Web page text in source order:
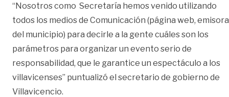
“Nosotros como Secretaría hemos venido utilizando
todos los medios de Comunicación (página web, emisora
del municipio) para decirle a la gente cuáles son los
parámetros para organizar un evento serio de
responsabilidad, que le garantice un espectáculo a los
villavicenses” puntualizó el secretario de gobierno de
Villavicencio.